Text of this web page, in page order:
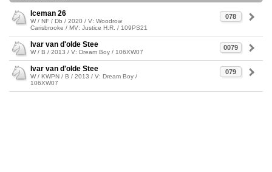
078
Iceman 26
W / NF / Db / 2020 / V: Woodrow
Carisbrooke / MV: Justice H.R. / 109PS21
0079
Ivar van d'olde Stee
W / B / 2013 / V: Dream Boy / 106XW07
079
Ivar van d'olde Stee
W / KWPN / B / 2013 / V: Dream Boy /
106XW07